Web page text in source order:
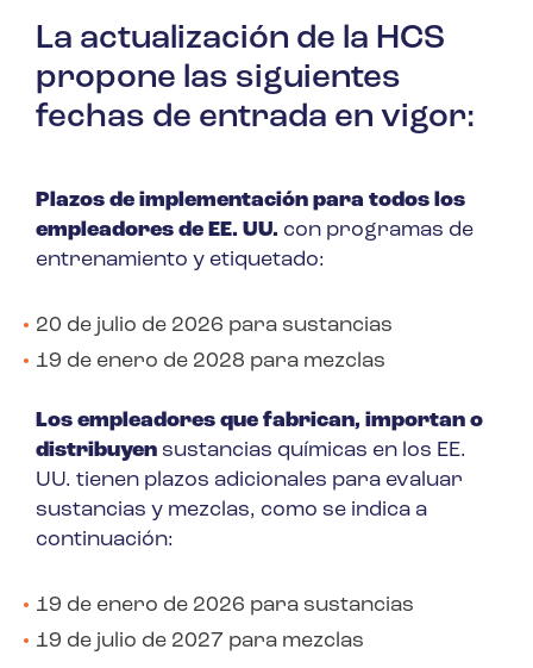
La actualización de la HCS
propone las siguientes
fechas de entrada en vigor:
Plazos de implementación para todos los
empleadores de EE. UU. con programas de
entrenamiento y etiquetado:
20 de julio de 2026 para sustancias
19 de enero de 2028 para mezclas
Los empleadores que fabrican, importan o
distribuyen sustancias químicas en los EE.
UU. tienen plazos adicionales para evaluar
sustancias y mezclas, como se indica a
continuación:
19 de enero de 2026 para sustancias
19 de julio de 2027 para mezclas